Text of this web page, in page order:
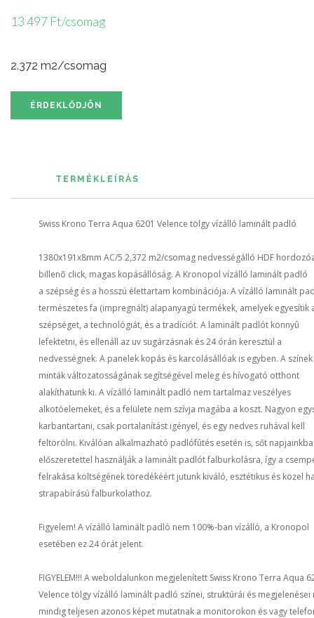
13 497 Ft/csomag
2.372 m2/csomag
ÉRDEKLŐDJÖN
TERMÉKLEÍRÁS
Swiss Krono Terra Aqua 6201 Velence tölgy vízálló laminált padló
1380x191x8mm AC/5 2,372 m2/csomag nedvességálló HDF
billenõ click, magas kopásállóság. A Kronopol vízálló laminált padló
a szépség és a hosszú élettartam kombinációja. A vízálló laminált
természetes fa (impregnált) alapanyagú termékek, amelyek egyesítik
szépséget, a technológiát, és a tradíciót. A laminált padlót könnyû
lefektetni, és ellenáll az uv sugárzásnak és 24 órán keresztül a
nedvességnek. A panelek kopás és karcolásállóak is egyben. A
minták változatosságának segítségével meleg és hívogató otthont
alakíthatunk ki. A vízálló laminált padló nem tartalmaz veszélyes
alkotóelemeket, és a felülete nem szívja magába a koszt. Nagyon
karbantartani, csak portalanítást igényel, és egy nedves ruhával kell
feltörölni. Kiválóan alkalmazható padlófûtés esetén is, sőt
előszeretettel használják a laminált padlót falburkolásra, így a
felrakása költségének töredékéért jutunk kiváló, esztétikus és közel
strapabírású falburkolathoz.
Figyelem! A vízálló laminált padló nem 100%-ban vízálló, a Kronopol
esetében ez 24 órát jelent.
FIGYELEM!!! A weboldalunkon megjelenített Swiss Krono Terra Aqua
Velence tölgy vízálló laminált padló színei, struktúrái és megjelenései
mindig teljesen azonos képet mutatnak a monitorokon és vagy